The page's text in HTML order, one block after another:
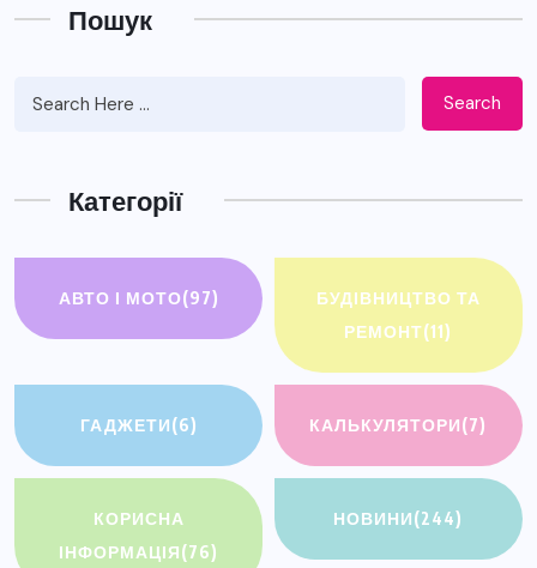
Пошук
Search
Категорії
АВТО І МОТО(97)
БУДІВНИЦТВО ТА
РЕМОНТ(11)
ГАДЖЕТИ(6) КАЛЬКУЛЯТОРИ(7)
КОРИСНА
ІНФОРМАЦІЯ(76)
НОВИНИ(244)